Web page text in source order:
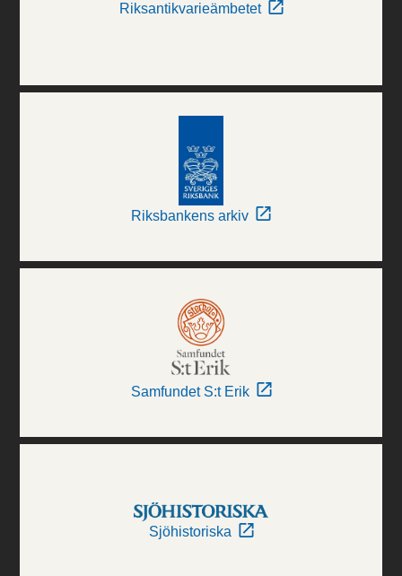
Riksantikvarieämbetet
Riksbankens arkiv
Samfundet S:t Erik
Sjöhistoriska